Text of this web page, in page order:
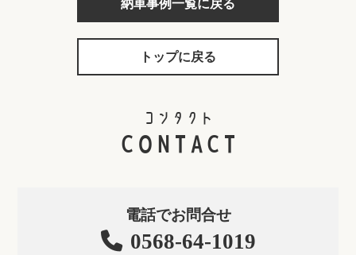
納車事例一覧に戻る
トップに戻る
コンタクト
CONTACT
電話でお問合せ
0568-64-1019